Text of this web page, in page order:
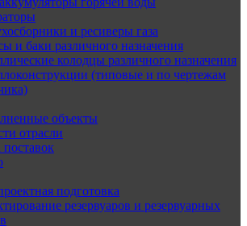
и ресиверы газа
и баки различного назначения
колодцы различного назначения
(типовые и по чертежам
объекты
отрасли
поставок
подготовка
резервуаров и резервуарных